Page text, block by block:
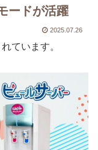
ードが活躍
2025.07.26
ています。